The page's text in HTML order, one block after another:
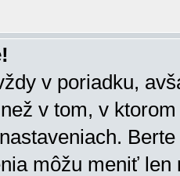
v poriadku,
v tom, v
môžu meniť